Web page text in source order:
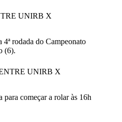
UNIRB X
rodada do Campeonato
(6).
UNIRB X
para começar a rolar às 16h